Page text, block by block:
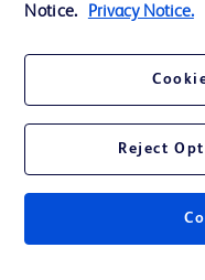
Confidentialité
Accessibilité du site Web
© 2026 BD. Tous droits
Notice.
Privacy Notice.
Reject